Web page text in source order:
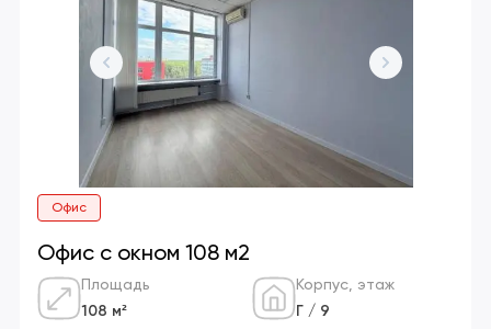
Офис
Офис с окном 108 м2
Площадь
108 м²
Корпус, этаж
Г / 9